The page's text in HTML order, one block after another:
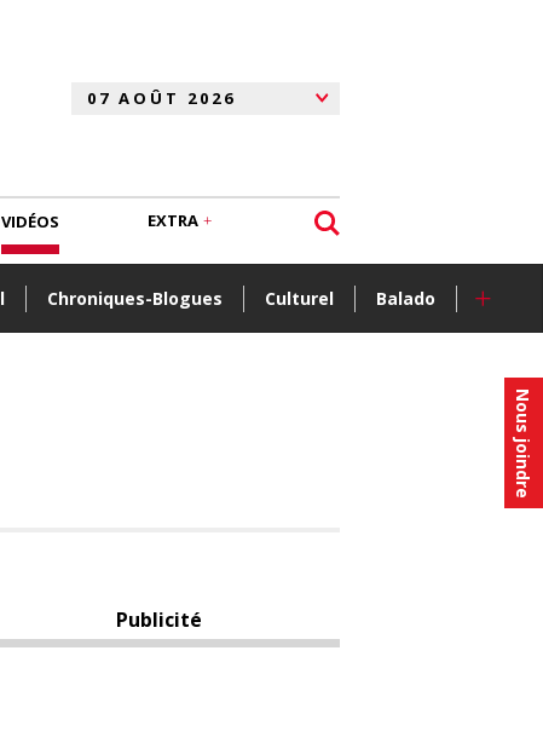
Nous joindre
Chroniques-Blogues Culturel Balado +
VIDÉOS EXTRA
Publicité